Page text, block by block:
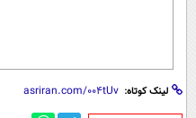
لینک کوتاه: